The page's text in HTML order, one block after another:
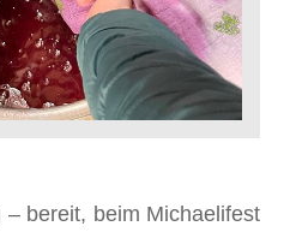
bereit, beim Michaelifest